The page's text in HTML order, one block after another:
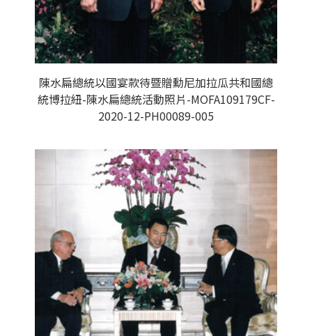
陳水扁總統以國宴款待暨贈勳尼加拉瓜共和國總
統博拉紐-陳水扁總統活動照片-MOFA109179CF-
2020-12-PH00089-005